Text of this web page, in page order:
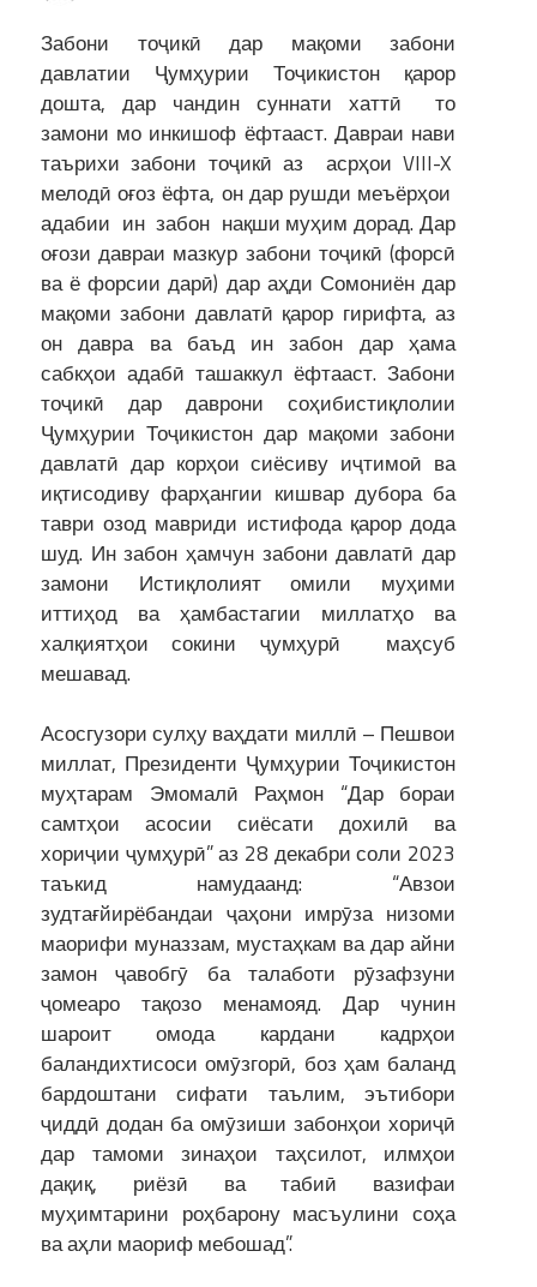
Забони тоҷикӣ дар мақоми забони
давлатии Ҷумҳурии Тоҷикистон қарор
дошта, дар чандин суннати хаттӣ то
замони мо инкишоф ёфтааст. Давраи нави
таърихи забони тоҷикӣ аз асрҳои VIII-X
мелодӣ оғоз ёфта, он дар рушди меъёрҳои
адабии ин забон нақши муҳим дорад. Дар
оғози давраи мазкур забони тоҷикӣ (форсӣ
ва ё форсии дарӣ) дар аҳди Сомониён дар
мақоми забони давлатӣ қарор гирифта, аз
он давра ва баъд ин забон дар ҳама
сабкҳои адабӣ ташаккул ёфтааст. Забони
тоҷикӣ дар даврони соҳибистиқлолии
Ҷумҳурии Тоҷикистон дар мақоми забони
давлатӣ дар корҳои сиёсиву иҷтимоӣ ва
иқтисодиву фарҳангии кишвар дубора ба
таври озод мавриди истифода қарор дода
шуд. Ин забон ҳамчун забони давлатӣ дар
замони Истиқлолият омили муҳими
иттиҳод ва ҳамбастагии миллатҳо ва
халқиятҳои сокини ҷумҳурӣ маҳсуб
мешавад.
Асосгузори сулҳу ваҳдати миллӣ – Пешвои
миллат, Президенти Ҷумҳурии Тоҷикистон
муҳтарам Эмомалӣ Раҳмон “Дар бораи
самтҳои асосии сиёсати дохилӣ ва
хориҷии ҷумҳурӣ” аз 28 декабри соли 2023
таъкид намудаанд: “Авзои
зудтағйирёбандаи ҷаҳони имрӯза низоми
маорифи муназзам, мустаҳкам ва дар айни
замон ҷавобгӯ ба талаботи рӯзафзуни
ҷомеаро тақозо менамояд. Дар чунин
шароит омода кардани кадрҳои
баландихтисоси омӯзгорӣ, боз ҳам баланд
бардоштани сифати таълим, эътибори
ҷиддӣ додан ба омӯзиши забонҳои хориҷӣ
дар тамоми зинаҳои таҳсилот, илмҳои
дақиқ, риёзӣ ва табиӣ вазифаи
муҳимтарини роҳбарону масъулини соҳа
ва аҳли маориф мебошад”.